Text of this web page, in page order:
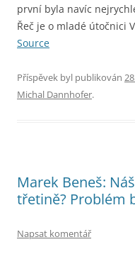
první byla navíc
Řeč je o mladé útočnici
Source
Příspěvek byl publikován
Michal Dannhofer.
Marek Beneš:
třetině? Problém
Napsat komentář